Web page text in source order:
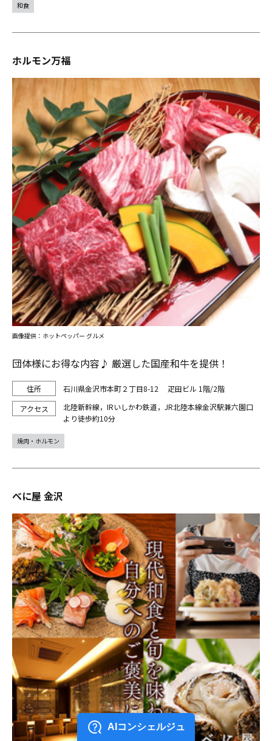
和食
ホルモン万福
団体様にお得な内容♪ 厳選した国産和牛を提供！
石川県金沢市本町２丁目8-12 疋田ビル 1階/2階
北陸新幹線，IRいしかわ鉄道，JR北陸本線金沢駅兼六園口
より徒歩約10分
画像提供：ホットペッパー グルメ
焼肉・ホルモン
べに屋 金沢